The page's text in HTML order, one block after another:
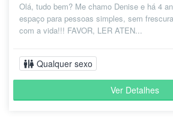
Olá, tudo bem? Me chamo Denise e há 4
espaço para pessoas simples, sem
com a vida!!! FAVOR, LER ATEN...
Qualquer sexo
Ver Detalhes